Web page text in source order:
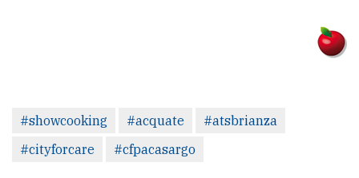
#showcooking #acquate
#atsbrianza
#cityforcare
#cfpacasargo